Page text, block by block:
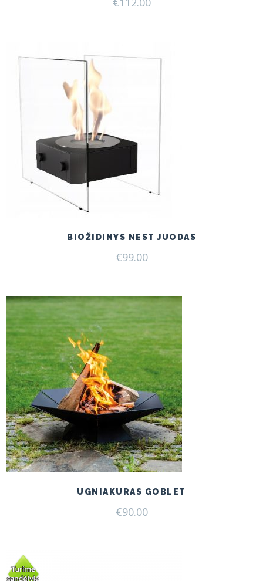
BIOŽIDINYS NEST JUODAS
€99.00
UGNIAKURAS GOBLET
€90.00